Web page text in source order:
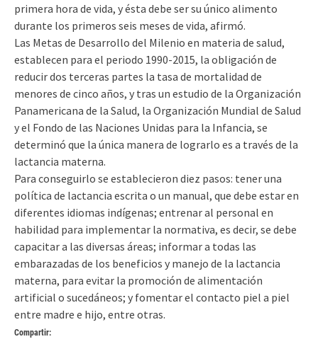
primera hora de vida, y ésta debe ser su único alimento
durante los primeros seis meses de vida, afirmó.
Las Metas de Desarrollo del Milenio en materia de salud,
establecen para el periodo 1990-2015, la obligación de
reducir dos terceras partes la tasa de mortalidad de
menores de cinco años, y tras un estudio de la Organización
Panamericana de la Salud, la Organización Mundial de Salud
y el Fondo de las Naciones Unidas para la Infancia, se
determinó que la única manera de lograrlo es a través de la
lactancia materna.
Para conseguirlo se establecieron diez pasos: tener una
política de lactancia escrita o un manual, que debe estar en
diferentes idiomas indígenas; entrenar al personal en
habilidad para implementar la normativa, es decir, se debe
capacitar a las diversas áreas; informar a todas las
embarazadas de los beneficios y manejo de la lactancia
materna, para evitar la promoción de alimentación
artificial o sucedáneos; y fomentar el contacto piel a piel
entre madre e hijo, entre otras.
Compartir: